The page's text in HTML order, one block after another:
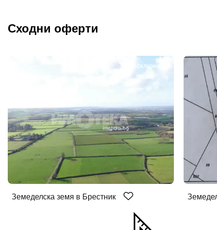
Сходни оферти
Земеделска земя в Брестник
ЕКСКЛУЗИВНО